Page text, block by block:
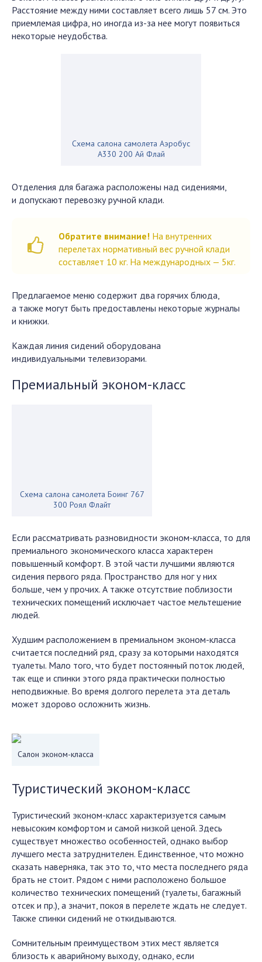
Расстояние между ними составляет всего лишь 57 см. Это
приемлемая цифра, но иногда из-за нее могут появиться
некоторые неудобства.
Схема салона самолета Аэробус
А330 200 Ай Флай
Отделения для багажа расположены над сидениями,
и допускают перевозку ручной клади.
Обратите внимание! На внутренних
перелетах нормативный вес ручной клади
составляет 10 кг. На международных — 5кг.
Предлагаемое меню содержит два горячих блюда,
а также могут быть предоставлены некоторые журналы
и книжки.
Каждая линия сидений оборудована
индивидуальными телевизорами.
Премиальный эконом-класс
Схема салона самолета Боинг 767
300 Роял Флайт
Если рассматривать разновидности эконом-класса, то для
премиального экономического класса характерен
повышенный комфорт. В этой части лучшими являются
сидения первого ряда. Пространство для ног у них
больше, чем у прочих. А также отсутствие поблизости
технических помещений исключает частое мельтешение
людей.
Худшим расположением в премиальном эконом-класса
считается последний ряд, сразу за которыми находятся
туалеты. Мало того, что будет постоянный поток людей,
так еще и спинки этого ряда практически полностью
неподвижные. Во время долгого перелета эта деталь
может здорово осложнить жизнь.
Салон эконом-класса
Туристический эконом-класс
Туристический эконом-класс характеризуется самым
невысоким комфортом и самой низкой ценой. Здесь
существует множество особенностей, однако выбор
лучшего места затруднителен. Единственное, что можно
сказать наверняка, так это то, что места последнего ряда
брать не стоит. Рядом с ними расположено большое
количество технических помещений (туалеты, багажный
отсек и пр.), а значит, покоя в перелете ждать не следует.
Также спинки сидений не откидываются.
Сомнительным преимуществом этих мест является
близость к аварийному выходу, однако, если